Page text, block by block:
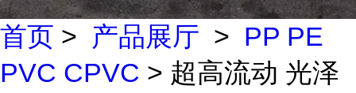
首页 > 产品展厅 > PP PE
PVC CPVC > 超高流动 光泽